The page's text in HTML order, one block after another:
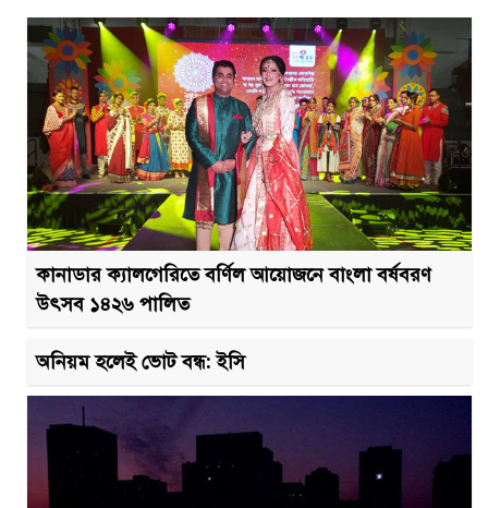
কানাডার ক্যালগেরিতে বর্ণিল আয়োজনে বাংলা বর্ষবরণ
উৎসব ১৪২৬ পালিত
অনিয়ম হলেই ভোট বন্ধ: ইসি